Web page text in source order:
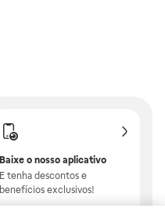
Baixe o nosso aplicativo
E tenha descontos e
benefícios exclusivos!